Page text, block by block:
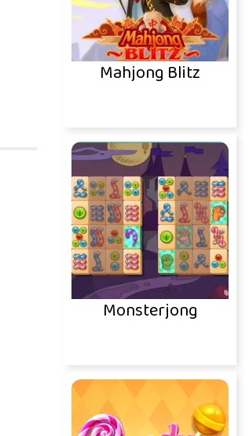
Mahjong Blitz
Monsterjong